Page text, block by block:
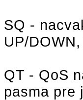
SQ -
UP/
QT - QoS
pasma pre